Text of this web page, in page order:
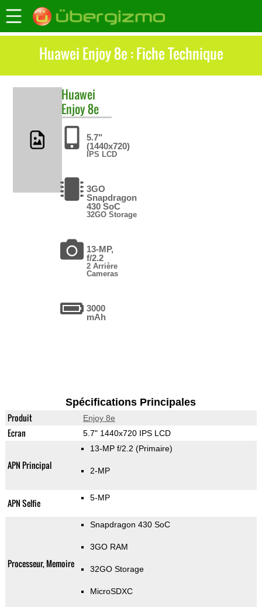
Huawei Enjoy 8e : Fiche Technique
Huawei
Enjoy 8e
5.7"
(1440x720)
IPS LCD
3GO
Snapdragon
430 SoC
32GO Storage
13-MP,
f/2.2
2 Arrière
Cameras
3000
mAh
Spécifications Principales
Produit Enjoy 8e
Ecran 5.7" 1440x720 IPS LCD
APN Principal
13-MP f/2.2 (Primaire)
2-MP
APN Selfie 5-MP
Processeur, Memoire
Snapdragon 430 SoC
3GO RAM
32GO Storage
MicroSDXC